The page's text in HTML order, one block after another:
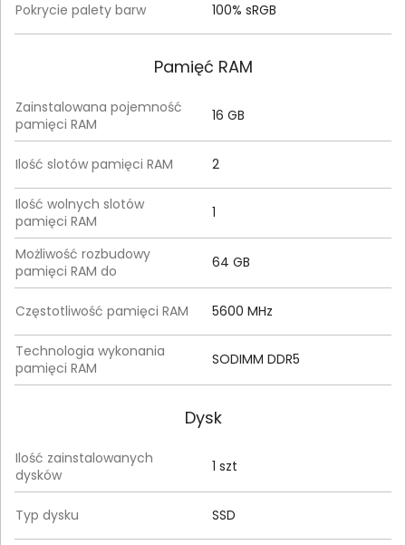
Pokrycie palety barw 100% sRGB
Pamięć RAM
Zainstalowana pojemność
pamięci RAM
16 GB
Ilość slotów pamięci RAM 2
Ilość wolnych slotów
pamięci RAM
1
Możliwość rozbudowy
pamięci RAM do
64 GB
Częstotliwość pamięci RAM 5600 MHz
Technologia wykonania
pamięci RAM
SODIMM DDR5
Dysk
Ilość zainstalowanych
dysków
1 szt
Typ dysku SSD